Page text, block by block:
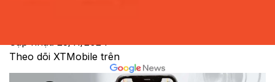
Cập nhật:23/11/2024
Theo dõi XTMobile trên